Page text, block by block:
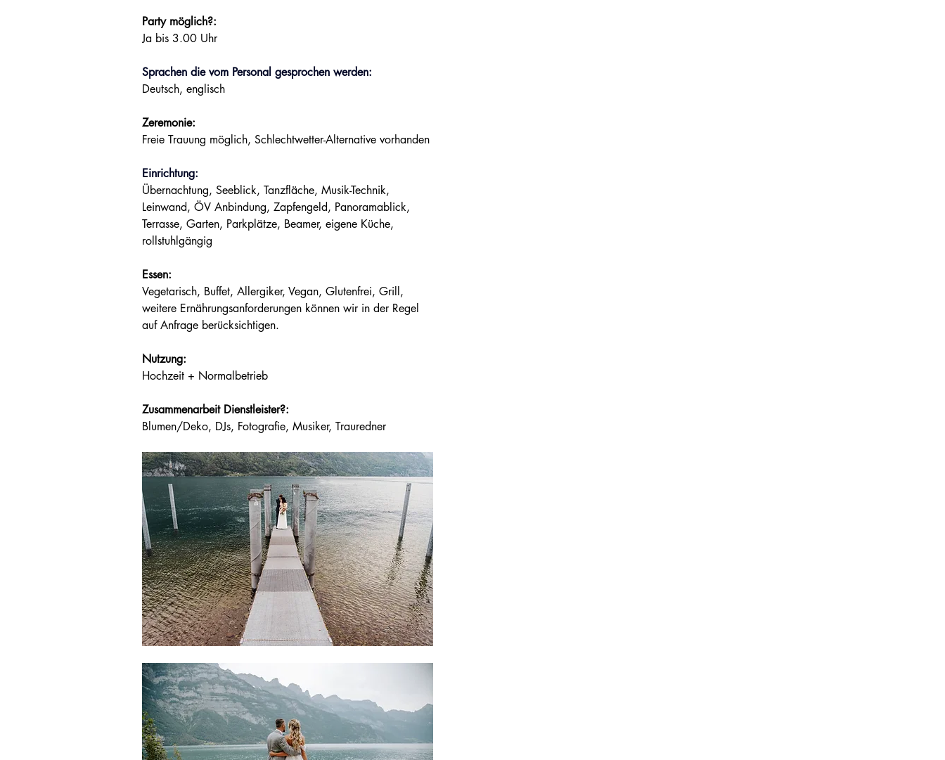
Party möglich?:
Ja bis 3.00 Uhr
Sprachen die vom Personal gesprochen werden:
Deutsch, englisch
Zeremonie:
Freie Trauung möglich, Schlechtwetter-Alternative vorhanden
Einrichtung:
Übernachtung, Seeblick, Tanzfläche, Musik-Technik,
Leinwand, ÖV Anbindung, Zapfengeld, Panoramablick,
Terrasse, Garten, Parkplätze, Beamer, eigene Küche,
rollstuhlgängig
Essen:
Vegetarisch, Buffet, Allergiker, Vegan, Glutenfrei, Grill,
weitere Ernährungsanforderungen können wir in der Regel
auf Anfrage berücksichtigen.
Nutzung:
Hochzeit + Normalbetrieb
Zusammenarbeit Dienstleister?:
Blumen/Deko, DJs, Fotografie, Musiker, Trauredner